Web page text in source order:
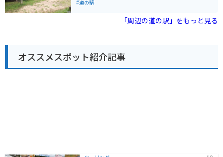
くあります。 道の駅には、地元の特産品を販売するショ
県ならではの味覚を楽しむことができます。また、熊野
古道の情報コーナーでは、ルートや見どころなどの情報
め、バイクでのツーリングにも最適です。ただし、道幅
が狭い区間もあるため、走行には注意が必要です。 中辺
路周辺には、国の重要文化財に指定されている「継桜王
#道の駅
「周辺の道の駅」をもっと見る
オススメスポット紹介記事